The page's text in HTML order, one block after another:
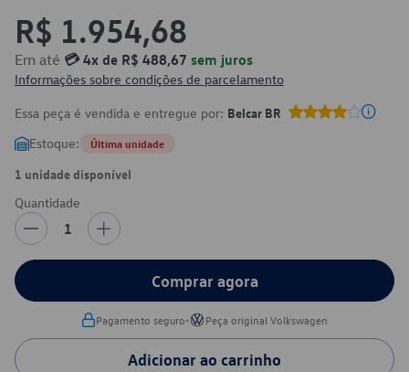
R$ 1.954,68
Em até 💳 4x de R$ 488,67 sem juros
Informações sobre condições de parcelamento
Essa peça é vendida e entregue por: Belcar BR
Estoque: Última unidade
1 unidade disponível
Quantidade
1
Comprar agora
Pagamento seguro• Peça original Volkswagen
Adicionar ao carrinho